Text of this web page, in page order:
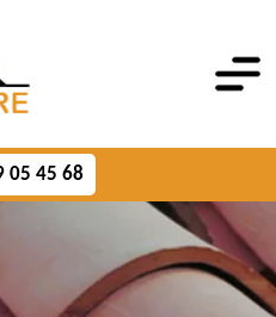
05 45 68